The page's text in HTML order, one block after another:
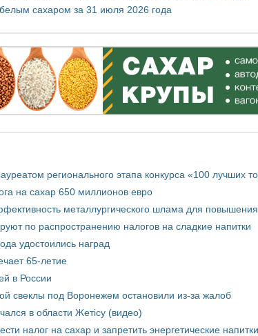
сахаром за 31 июля 2026 года
регионального этапа конкурса «100 лучших
на сахар 650 миллионов евро
металлургического шлама для
по распространению налогов на сладкие напитки
удостоились наград
65-летие
в России
свеклы под Воронежем остановили из-за жалоб
в области Жетісу (видео)
налог на сахар и запретить энергетические